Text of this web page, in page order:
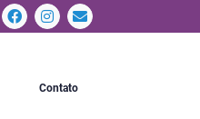
Contato